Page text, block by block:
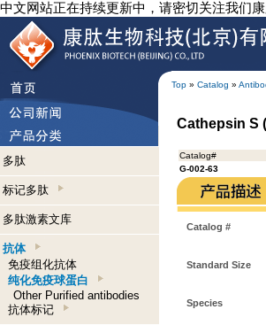
中文网站正在持续更新中，请密切关注我们
Top » Catalog »
多肽
标记多肽
多肽激素文库
抗体
免疫组化抗体
纯化免疫球蛋白
Other Purified antibodies
抗体标记
Cathepsin S
Catalog#
G-002-63
Catalog #
Standard Size
Species